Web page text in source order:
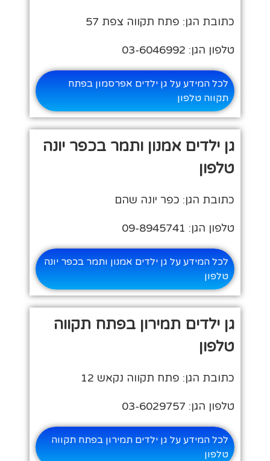
כתובת הגן: פתח תקווה צפת 57
טלפון הגן: 03-6046992
לכל המידע על גן ילדים אפרסמון בפתח
תקווה טלפון
גן ילדים אמנון ותמר בכפר יונה
טלפון
כתובת הגן: כפר יונה שהם
טלפון הגן: 09-8945741
לכל המידע על גן ילדים אמנון ותמר בכפר יונה
טלפון
גן ילדים תמירון בפתח תקווה
טלפון
כתובת הגן: פתח תקווה נקאש 12
טלפון הגן: 03-6029757
לכל המידע על גן ילדים תמירון בפתח תקווה
טלפון